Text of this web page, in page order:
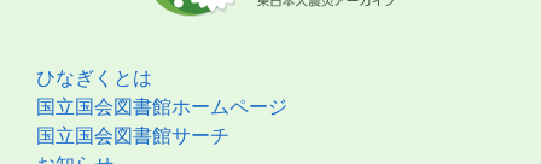
ひなぎくとは
国立国会図書館ホームページ
国立国会図書館サーチ